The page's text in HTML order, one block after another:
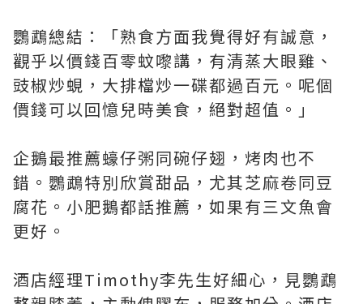
鸚鵡總結：「熟食方面我覺得好有誠意，
觀乎以價錢百零蚊嚟講，有清蒸大眼雞、
豉椒炒蜆，大排檔炒一碟都過百元。呢個
價錢可以回憶兒時美食，絕對超值。」
企鵝最推薦蠔仔粥同碗仔翅，烤肉也不
錯。鸚鵡特別欣賞甜品，尤其芝麻卷同豆
腐花。小肥鵝都話推薦，如果有三文魚會
更好。
酒店經理Timothy李先生好細心，見鸚鵡